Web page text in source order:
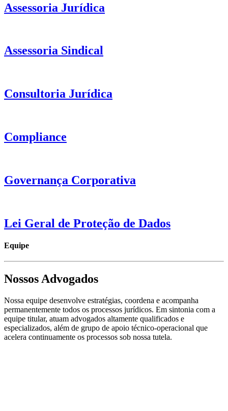
Assessoria Jurídica
Assessoria Sindical
Consultoria Jurídica
Compliance
Governança Corporativa
Lei Geral de Proteção de Dados
Equipe
Nossos Advogados
Nossa equipe desenvolve estratégias, coordena e acompanha
permanentemente todos os processos jurídicos. Em sintonia com a
equipe titular, atuam advogados altamente qualificados e
especializados, além de grupo de apoio técnico-operacional que
acelera continuamente os processos sob nossa tutela.